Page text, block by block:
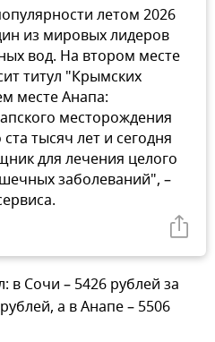
летом 2026
из мировых лидеров
вод. На втором месте
титул "Крымских
месте Анапа:
месторождения
тысяч лет и сегодня
для лечения целого
заболеваний", –
в Сочи – 5426 рублей за
а в Анапе – 5506